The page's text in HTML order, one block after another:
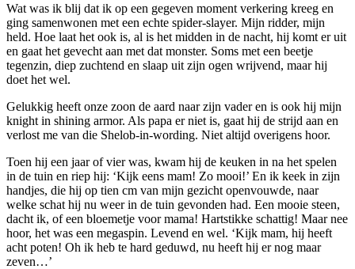
Wat was ik blij dat ik op een gegeven moment verkering kreeg en
ging samenwonen met een echte spider-slayer. Mijn ridder, mijn
held. Hoe laat het ook is, al is het midden in de nacht, hij komt er uit
en gaat het gevecht aan met dat monster. Soms met een beetje
tegenzin, diep zuchtend en slaap uit zijn ogen wrijvend, maar hij
doet het wel.
Gelukkig heeft onze zoon de aard naar zijn vader en is ook hij mijn
knight in shining armor. Als papa er niet is, gaat hij de strijd aan en
verlost me van die Shelob-in-wording. Niet altijd overigens hoor.
Toen hij een jaar of vier was, kwam hij de keuken in na het spelen
in de tuin en riep hij: ‘Kijk eens mam! Zo mooi!’ En ik keek in zijn
handjes, die hij op tien cm van mijn gezicht openvouwde, naar
welke schat hij nu weer in de tuin gevonden had. Een mooie steen,
dacht ik, of een bloemetje voor mama! Hartstikke schattig! Maar nee
hoor, het was een megaspin. Levend en wel. ‘Kijk mam, hij heeft
acht poten! Oh ik heb te hard geduwd, nu heeft hij er nog maar
zeven…’